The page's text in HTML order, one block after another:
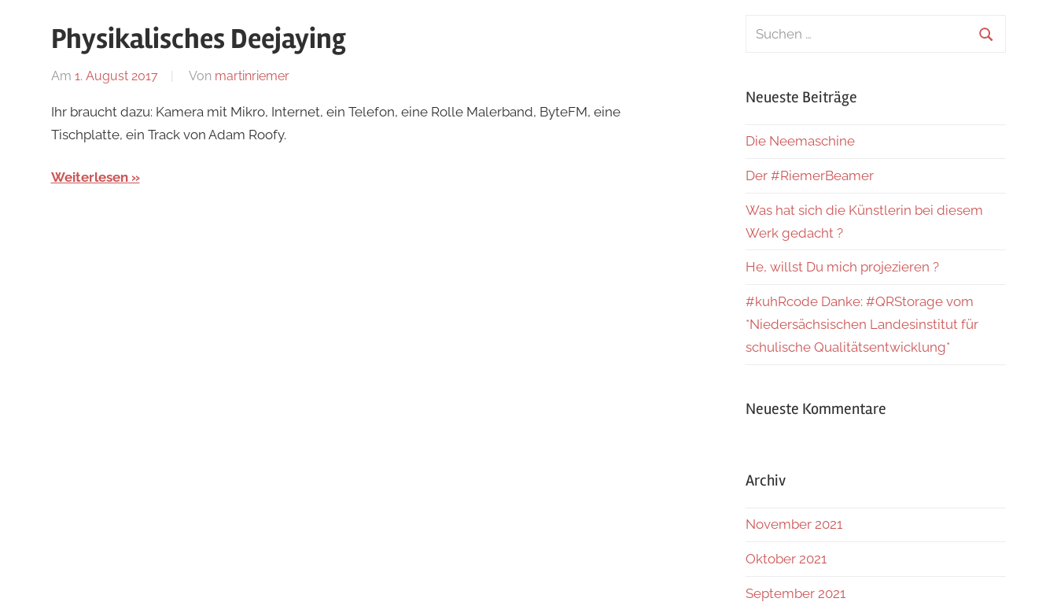
Blog
Physikalisches Deejaying
Am 1. August 2017 Von martinriemerIn
Ihr braucht dazu: Kamera mit Mikro, Internet, ein Telefon, eine Rolle Malerband, ByteFM, eine
Tischplatte, ein Track von Adam Roofy.
Weiterlesen
Suchen
Neueste Beiträge
Die Neemaschine
Der #RiemerBeamer
Was hat sich die Künstlerin bei diesem
Werk gedacht ?
He, willst Du mich projezieren ?
#kuhRcode Danke: #QRStorage vom
*Niedersächsischen Landesinstitut für
schulische Qualitätsentwicklung*
Neueste Kommentare
Archiv
November 2021
Oktober 2021
September 2021